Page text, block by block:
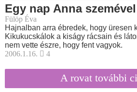
Egy nap Anna szemével
Fülöp Éva
Hajnalban arra ébredek, hogy üresen
Kikukucskálok a kiságy rácsain és
nem vette észre, hogy fent vagyok.
2006.1.16.
4
A rovat további